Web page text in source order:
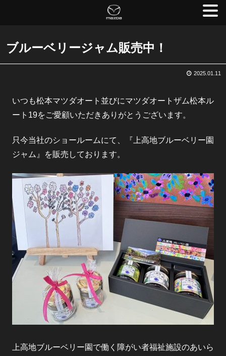
ブルーベリージャム販売中！
2025.01.11
いつも松本マツダオート並びにマツダオートザム松本ル
ート19をご愛顧いただきありがとうございます。
只今当社のショールームにて、『上高地ブルーベリー園
ジャム』を販売しております。
上高地ブルーベリー園で働く障がい者福祉施設のあいら